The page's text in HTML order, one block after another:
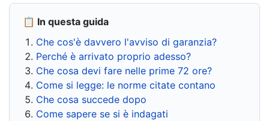
📋 In questa guida
Che cos'è davvero l'avviso di garanzia?
Perché è arrivato proprio adesso?
Che cosa devi fare nelle prime 72 ore?
Come si legge: le norme citate contano
Che cosa succede dopo
Come sapere se si è indagati